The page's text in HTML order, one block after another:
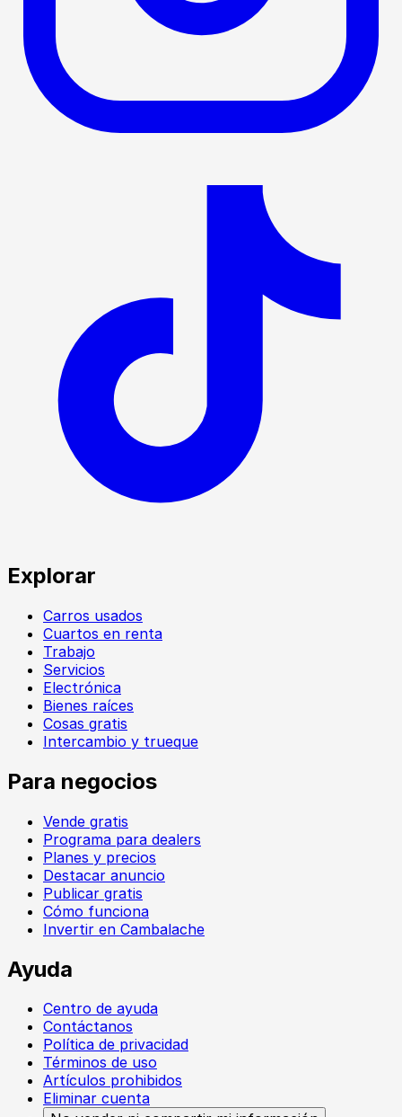
Explorar
Carros usados
Cuartos en renta
Trabajo
Servicios
Electrónica
Bienes raíces
Cosas gratis
Intercambio y trueque
Para negocios
Vende gratis
Programa para dealers
Planes y precios
Destacar anuncio
Publicar gratis
Cómo funciona
Invertir en Cambalache
Ayuda
Centro de ayuda
Contáctanos
Política de privacidad
Términos de uso
Artículos prohibidos
Eliminar cuenta